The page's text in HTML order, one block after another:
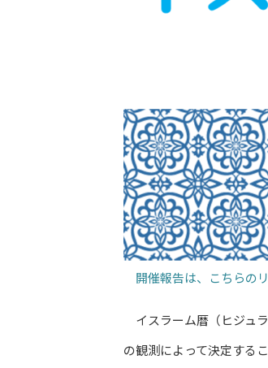
開催報告は、こちらの
イスラーム暦（ヒジュ
の観測によって決定する